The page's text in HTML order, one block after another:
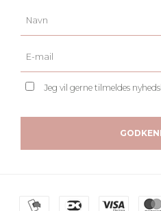
Jeg vil gerne tilmeldes